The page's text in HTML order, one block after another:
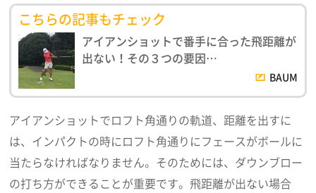
こちらの記事もチェック
アイアンショットで番手に合った飛距離が
出ない！その３つの要因…
BAUM
アイアンショットでロフト角通りの軌道、距離を出すに
は、インパクトの時にロフト角通りにフェースがボールに
当たらなければなりません。そのためには、ダウンブロー
の打ち方ができることが重要です。飛距離が出ない場合